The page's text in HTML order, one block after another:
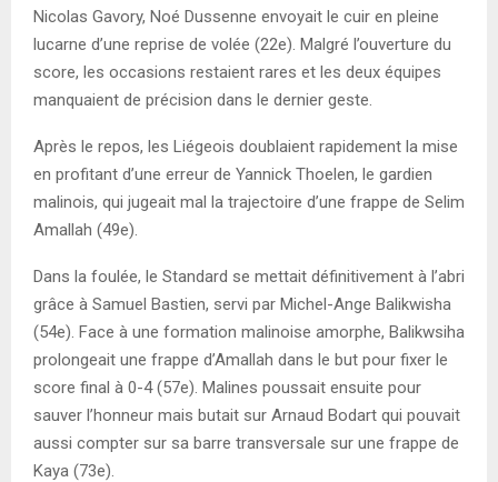
Nicolas Gavory, Noé Dussenne envoyait le cuir en pleine
lucarne d’une reprise de volée (22e). Malgré l’ouverture du
score, les occasions restaient rares et les deux équipes
manquaient de précision dans le dernier geste.
Après le repos, les Liégeois doublaient rapidement la mise
en profitant d’une erreur de Yannick Thoelen, le gardien
malinois, qui jugeait mal la trajectoire d’une frappe de Selim
Amallah (49e).
Dans la foulée, le Standard se mettait définitivement à l’abri
grâce à Samuel Bastien, servi par Michel-Ange Balikwisha
(54e). Face à une formation malinoise amorphe, Balikwsiha
prolongeait une frappe d’Amallah dans le but pour fixer le
score final à 0-4 (57e). Malines poussait ensuite pour
sauver l’honneur mais butait sur Arnaud Bodart qui pouvait
aussi compter sur sa barre transversale sur une frappe de
Kaya (73e).